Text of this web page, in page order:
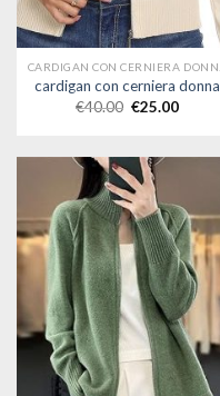
cardigan con cerniera donna
€40.00 €25.00